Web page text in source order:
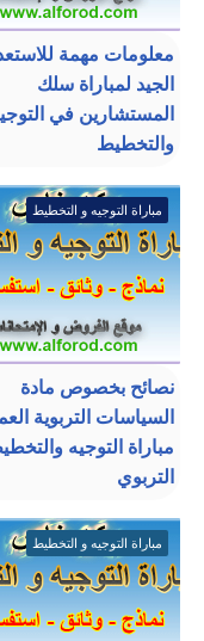
معلومات مهمة
الجيد لمباراة سلك
المستشارين في
والتخطيط
مباراة التوجيه و التخطيط
نصائح بخصوص مادة
السياسات التربوية
مباراة التوجيه
التربوي
مباراة التوجيه و التخطيط